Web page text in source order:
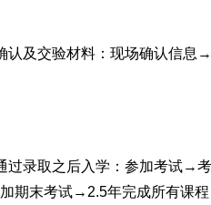
认及交验材料：现场确认信
过录取之后入学：参加考试→
期末考试→2.5年完成所有课